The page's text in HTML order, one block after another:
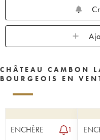
CHÂTEAU CAMBON
BOURGEOIS EN
ENCHÈRE 1